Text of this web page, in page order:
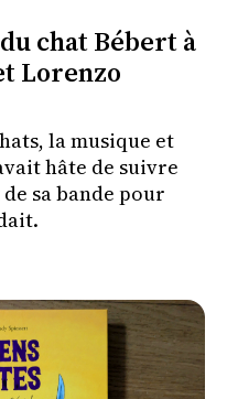
chat Bébert à
Lorenzo
la musique et
hâte de suivre
sa bande pour